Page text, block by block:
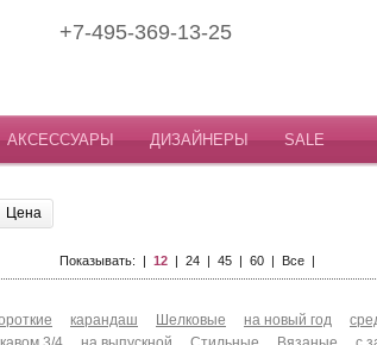
+7-495-369-13-25
АКСЕССУАРЫ ДИЗАЙНЕРЫ SALE
Цена
Показывать: | 12 | 24 | 45 | 60 | Все |
карандаш Шелковые на новый год